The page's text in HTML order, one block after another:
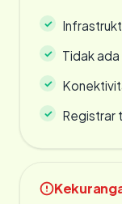
Tidak
Registrar